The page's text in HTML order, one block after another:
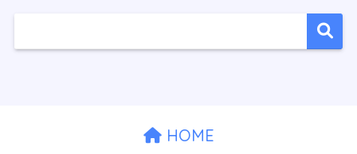
HOME